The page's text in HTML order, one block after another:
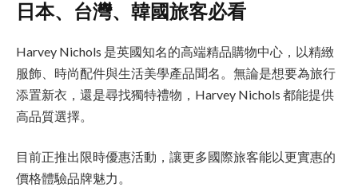
日本、台灣、韓國旅客必看
Harvey Nichols 是英國知名的高端精品購物中心，以精緻
服飾、時尚配件與生活美學產品聞名。無論是想要為旅行
添置新衣，還是尋找獨特禮物，Harvey Nichols 都能提供
高品質選擇。
目前正推出限時優惠活動，讓更多國際旅客能以更實惠的
價格體驗品牌魅力。